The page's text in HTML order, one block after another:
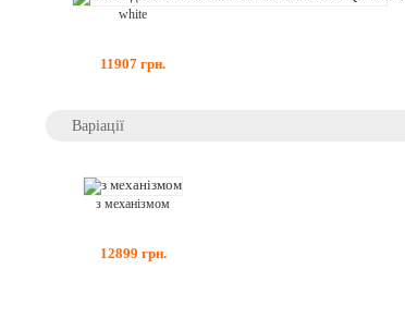
white
11907 грн.
Варіації
з механізмом
12899 грн.